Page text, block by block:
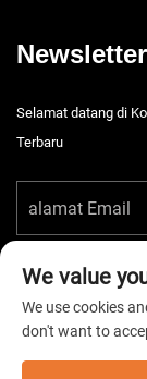
Newsletter
Selamat datang di
Terbaru
Hak Cipta © 2026
We value
We use cookies
don't want to